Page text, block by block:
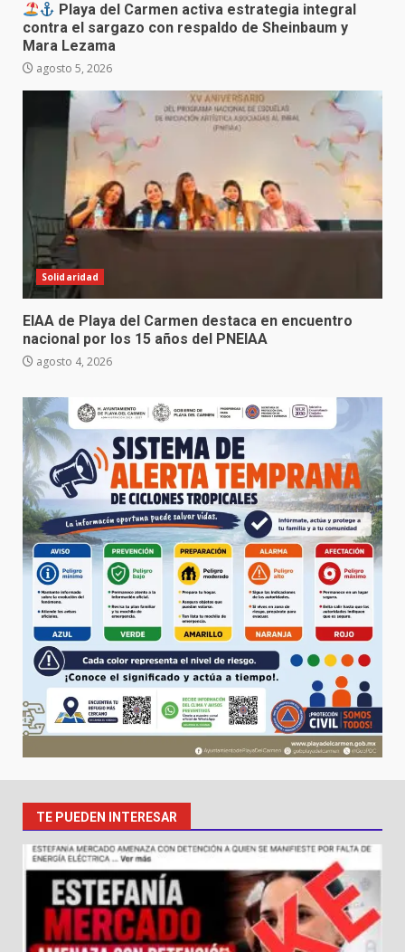
Playa del Carmen activa estrategia integral
contra el sargazo con respaldo de Sheinbaum y
Mara Lezama
agosto 5, 2026
Solidaridad
EIAA de Playa del Carmen destaca en encuentro
nacional por los 15 años del PNEIAA
agosto 4, 2026
TE PUEDEN INTERESAR